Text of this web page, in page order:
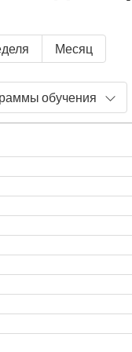
Месяц
обучения